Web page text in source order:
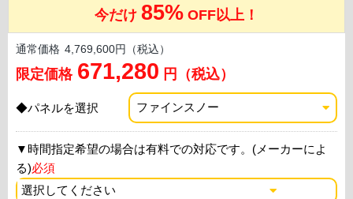
今だけ 85% OFF以上！
通常価格 4,769,600円（税込）
限定価格 671,280 円（税込）
◆パネルを選択
▼時間指定希望の場合は有料での対応です。(メーカーによ
る)必須